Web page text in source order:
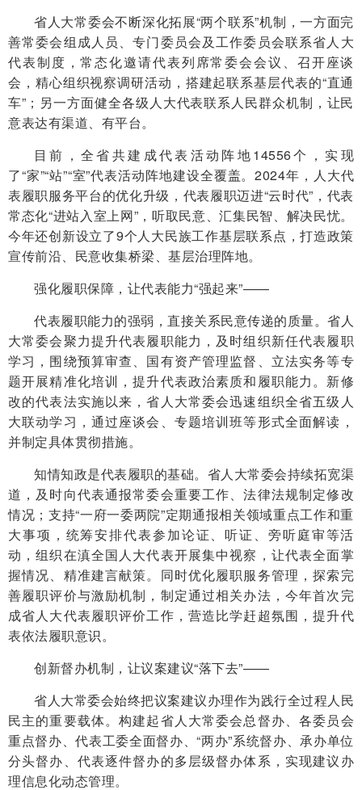
省人大常委会不断深化拓展“两个联系”机制，一方面完
善常委会组成人员、专门委员会及工作委员会联系省人大
代表制度，常态化邀请代表列席常委会会议、召开座谈
会，精心组织视察调研活动，搭建起联系基层代表的“直通
车”；另一方面健全各级人大代表联系人民群众机制，让民
意表达有渠道、有平台。
目前，全省共建成代表活动阵地14556个，实现
了“家”“站”“室”代表活动阵地建设全覆盖。2024年，人大代
表履职服务平台的优化升级，代表履职迈进“云时代”，代表
常态化“进站入室上网”，听取民意、汇集民智、解决民忧。
今年还创新设立了9个人大民族工作基层联系点，打造政策
宣传前沿、民意收集桥梁、基层治理阵地。
强化履职保障，让代表能力“强起来”——
代表履职能力的强弱，直接关系民意传递的质量。省人
大常委会聚力提升代表履职能力，及时组织新任代表履职
学习，围绕预算审查、国有资产管理监督、立法实务等专
题开展精准化培训，提升代表政治素质和履职能力。新修
改的代表法实施以来，省人大常委会迅速组织全省五级人
大联动学习，通过座谈会、专题培训班等形式全面解读，
并制定具体贯彻措施。
知情知政是代表履职的基础。省人大常委会持续拓宽渠
道，及时向代表通报常委会重要工作、法律法规制定修改
情况；支持“一府一委两院”定期通报相关领域重点工作和重
大事项，统筹安排代表参加论证、听证、旁听庭审等活
动，组织在滇全国人大代表开展集中视察，让代表全面掌
握情况、精准建言献策。同时优化履职服务管理，探索完
善履职评价与激励机制，制定通过相关办法，今年首次完
成省人大代表履职评价工作，营造比学赶超氛围，提升代
表依法履职意识。
创新督办机制，让议案建议“落下去”——
省人大常委会始终把议案建议办理作为践行全过程人民
民主的重要载体。构建起省人大常委会总督办、各委员会
重点督办、代表工委全面督办、“两办”系统督办、承办单位
分头督办、代表逐件督办的多层级督办体系，实现建议办
理信息化动态管理。